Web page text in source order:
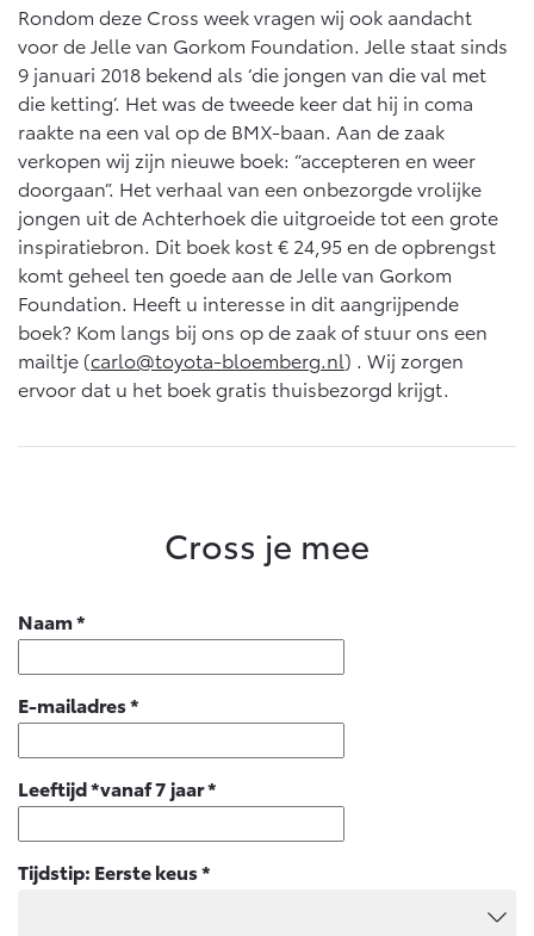
Vanaf € 39.995,- Vanaf € 48.995,-
Mirai
WATERSTOF-ELEKTRISCH
Vanaf € 76.695,-
Proace City (excl. BTW)
OOK ALS BATTERIJ-
ELEKTRISCH
Vanaf € 27.945,-
OOK ALS BATTERIJ-
BATTERIJ-ELEKTRISCH
Proace Max (excl. BTW)
OOK ALS BATTERIJ-
Vanaf € 46.301,-
Rondom deze Cross week vragen wij ook aandacht
voor de Jelle van Gorkom Foundation. Jelle staat sinds
9 januari 2018 bekend als ‘die jongen van die val met
die ketting’. Het was de tweede keer dat hij in coma
raakte na een val op de BMX-baan. Aan de zaak
verkopen wij zijn nieuwe boek: “accepteren en weer
doorgaan”. Het verhaal van een onbezorgde vrolijke
jongen uit de Achterhoek die uitgroeide tot een grote
inspiratiebron. Dit boek kost € 24,95 en de opbrengst
komt geheel ten goede aan de Jelle van Gorkom
Foundation. Heeft u interesse in dit aangrijpende
boek? Kom langs bij ons op de zaak of stuur ons een
mailtje (carlo@toyota-bloemberg.nl) . Wij zorgen
ervoor dat u het boek gratis thuisbezorgd krijgt.
Cross je mee
Naam*
E-mailadres*
Leeftijd *vanaf 7 jaar*
Tijdstip: Eerste keus*